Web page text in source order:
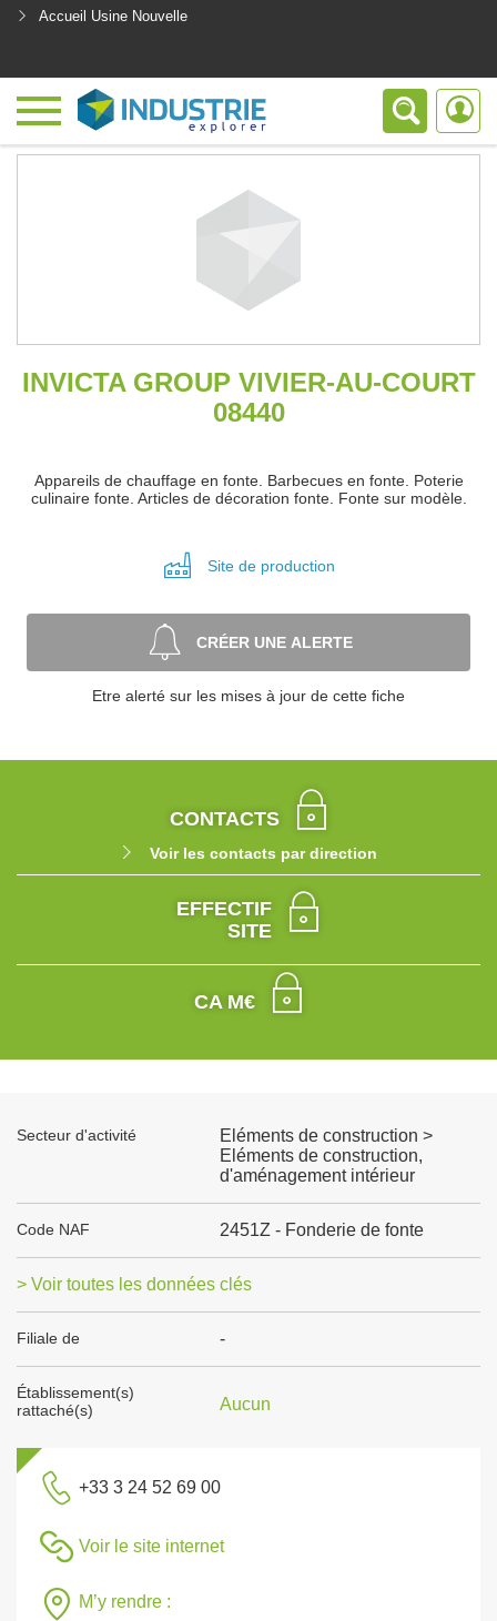
Accueil Usine Nouvelle
INVICTA GROUP VIVIER-AU-COURT
08440
Appareils de chauffage en fonte. Barbecues en fonte. Poterie
culinaire fonte. Articles de décoration fonte. Fonte sur modèle.
Site de production
CRÉER UNE ALERTE
Etre alerté sur les mises à jour de cette fiche
CONTACTS
Voir les contacts par direction
EFFECTIF
SITE
CA M€
Secteur d'activité
Eléments de construction >
Eléments de construction,
d'aménagement intérieur
Code NAF 2451Z - Fonderie de fonte
> Voir toutes les données clés
Filiale de -
Établissement(s)
rattaché(s)
Aucun
+33 3 24 52 69 00
Voir le site internet
M’y rendre :